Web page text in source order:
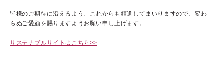
オールインワンの魅力
CANADELのこだわり
皆様のご期待に沿えるよう、これからも精進してまいりますので、 変わ
らぬご愛顧を賜りますようお願い申し上げます。
サステナブルサイトはこちら>>